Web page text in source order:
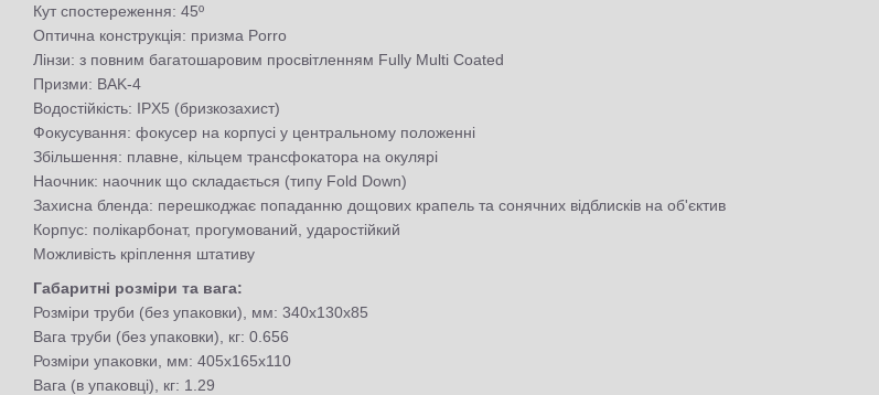
Кут спостереження: 45º
Оптична конструкція: призма Porro
Лінзи: з повним багатошаровим просвітленням Fully Multi Coated
Призми: BAK-4
Водостійкість: IPX5 (бризкозахист)
Фокусування: фокусер на корпусі у центральному положенні
Збільшення: плавне, кільцем трансфокатора на окулярі
Наочник: наочник що складається (типу Fold Down)
Захисна бленда: перешкоджає попаданню дощових крапель та сонячних відблисків на об'єктив
Корпус: полікарбонат, прогумований, ударостійкий
Можливість кріплення штативу
Габаритні розміри та вага:
Розміри труби (без упаковки), мм: 340x130x85
Вага труби (без упаковки), кг: 0.656
Розміри упаковки, мм: 405х165х110
Вага (в упаковці), кг: 1.29